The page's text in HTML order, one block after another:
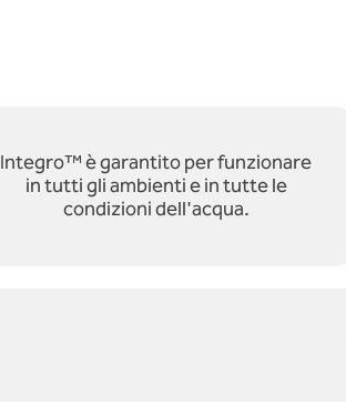
Integro™ è garantito per funzionare
in tutti gli ambienti e in tutte le
condizioni dell'acqua.